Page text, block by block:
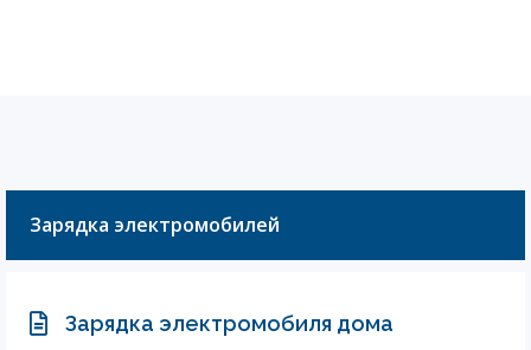
Зарядка электромобилей
Зарядка электромобиля дома